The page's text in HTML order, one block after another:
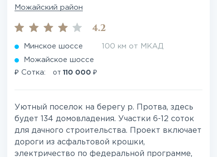
Можайский район
4.2
Минское шоссе 100 км от МКАД
Можайское шоссе
₽ Сотка: от 110 000 ₽
Уютный поселок на берегу р. Протва, здесь
будет 134 домовладения. Участки 6-12 соток
для дачного строительства. Проект включает
дороги из асфальтовой крошки,
электричество по федеральной программе,